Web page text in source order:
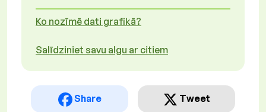
Ko nozīmē dati grafikā?
Salīdziniet savu algu ar citiem
Share Tweet